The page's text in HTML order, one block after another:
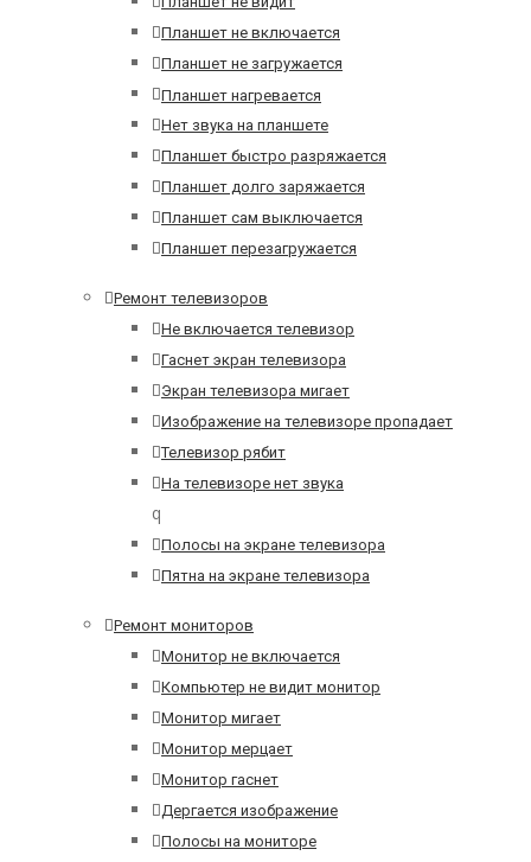
Планшет не включается
Планшет не загружается
Планшет нагревается
Нет звука на планшете
Планшет быстро разряжается
Планшет долго заряжается
Планшет сам выключается
Планшет перезагружается
Ремонт телевизоров
Не включается телевизор
Гаснет экран телевизора
Экран телевизора мигает
Изображение на телевизоре пропадает
Телевизор рябит
На телевизоре нет звука
q
Полосы на экране телевизора
Пятна на экране телевизора
Ремонт мониторов
Монитор не включается
Компьютер не видит монитор
Монитор мигает
Монитор мерцает
Монитор гаснет
Дергается изображение
Полосы на мониторе